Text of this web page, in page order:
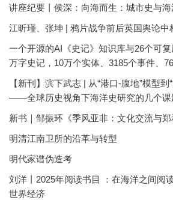
讲座纪要丨侯深：向海而生：城市史与
江昕瑾、张坤 | 鸦片战争前后英国舆论中
一个开源的AI《史记》知识库与26个可
万字史记，10万个实体、3185个事件、
【新刊】滨下武志 | 从“港口-腹地”模型
——全球历史视角下海洋史研究的几个课
新书｜邹振环《季风亚非：文化交流与郑
明清江南卫所的沿革与转型
明代家谱伪造考
刘洋丨2025年阅读书目 ：在海洋之间
世界经济